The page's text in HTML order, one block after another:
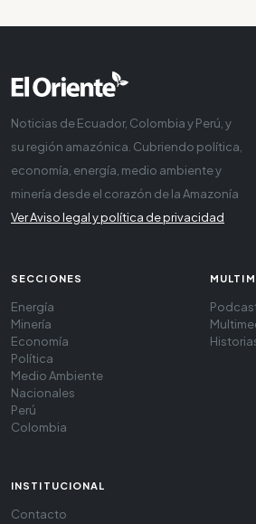
Noticias de Ecuador, Colombia y Perú, y
su región amazónica. Cubriendo política,
economía, energía, medio ambiente y
minería desde el corazón de la Amazonía
Ver Aviso legal y política de privacidad
SECCIONES
Energía
Minería
Economía
Política
Medio Ambiente
Nacionales
Perú
Colombia
INSTITUCIONAL
Contacto